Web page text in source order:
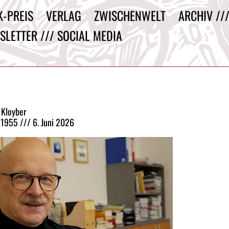
PREIS VERLAG ZWISCHENWELT
ARCHIV ///
/// SOCIAL MEDIA
1955 /// 6. Juni 2026